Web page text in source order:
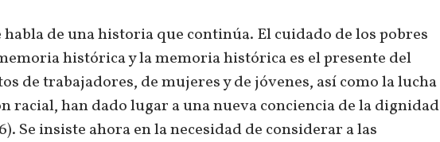
de una historia que continúa. El cuidado de los pobres
histórica y la memoria histórica es el presente del
de trabajadores, de mujeres y de jóvenes, así como la lucha
racial, han dado lugar a una nueva conciencia de la dignidad
Se insiste ahora en la necesidad de considerar a las